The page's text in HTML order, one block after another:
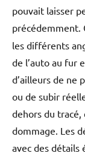
pouvait laisser
précédemment.
les différents
de l’auto au fur
d’ailleurs de ne
ou de subir
dehors du tracé,
dommage. Les
avec des détails